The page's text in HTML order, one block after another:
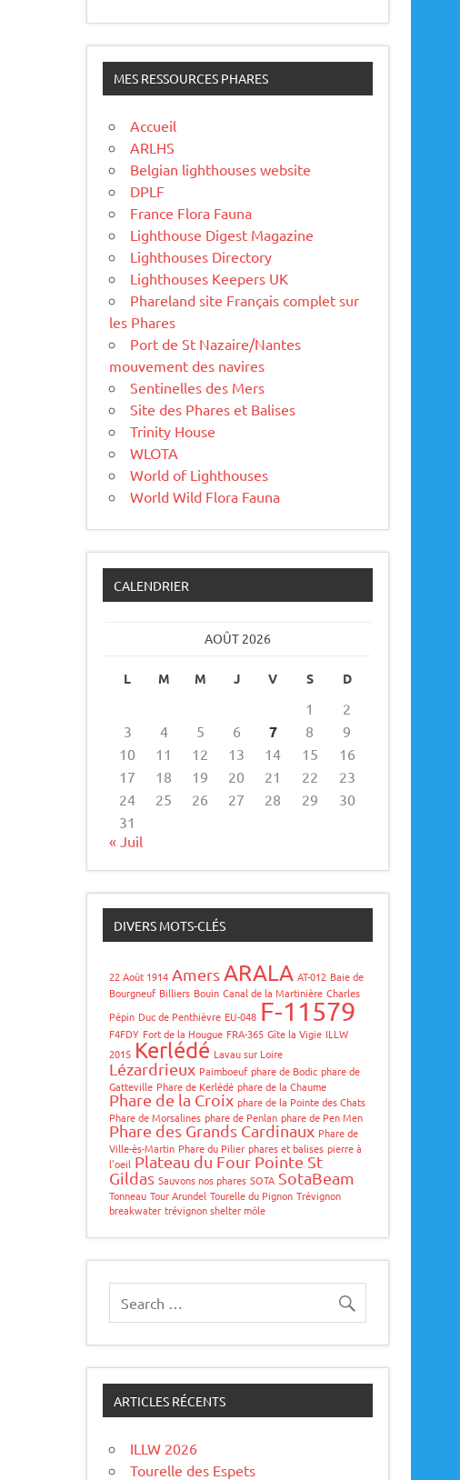
MES RESSOURCES PHARES
Accueil
ARLHS
Belgian lighthouses website
DPLF
France Flora Fauna
Lighthouse Digest Magazine
Lighthouses Directory
Lighthouses Keepers UK
Phareland site Français complet sur
les Phares
Port de St Nazaire/Nantes
mouvement des navires
Sentinelles des Mers
Site des Phares et Balises
Trinity House
WLOTA
World of Lighthouses
World Wild Flora Fauna
CALENDRIER
AOÛT 2026
L M M J V S D
1
2
3
4 5 6 7 8
9
10
11 12 13 14 15
16
17
18 19 20 21 22
23
24
25 26 27 28 29
30
31
« Juil
DIVERS MOTS-CLÉS
22 Août 1914 Amers ARALA AT-012 Baie de
Bourgneuf Billiers Bouin Canal de la Martinière Charles
Pépin Duc de Penthièvre EU-048 F-11579
F4FDY Fort de la Hougue FRA-365 Gîte la Vigie ILLW
2015 Kerlédé Lavau sur Loire
Lézardrieux Paimboeuf phare de Bodic phare de
Gatteville Phare de Kerlédé phare de la Chaume
Phare de la Croix phare de la Pointe des Chats
Phare de Morsalines phare de Penlan phare de Pen Men
Phare des Grands Cardinaux Phare de
Ville-ès-Martin Phare du Pilier phares et balises pierre à
l'oeil Plateau du Four Pointe St
Gildas Sauvons nos phares SOTA SotaBeam
Tonneau Tour Arundel Tourelle du Pignon Trévignon
breakwater trévignon shelter môle
ARTICLES RÉCENTS
ILLW 2026
Tourelle des Espets